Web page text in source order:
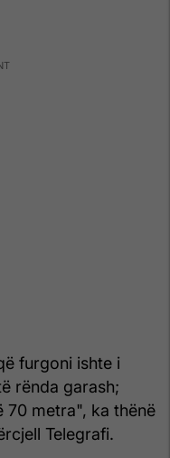
furgoni ishte i
rënda garash;
70 metra", ka thënë
Telegrafi.